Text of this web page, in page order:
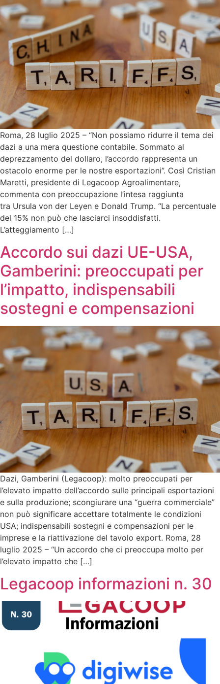
Roma, 28 luglio 2025 – “Non possiamo ridurre il tema dei
dazi a una mera questione contabile. Sommato al
deprezzamento del dollaro, l’accordo rappresenta un
ostacolo enorme per le nostre esportazioni”. Così Cristian
Maretti, presidente di Legacoop Agroalimentare,
commenta con preoccupazione l’intesa raggiunta
tra Ursula von der Leyen e Donald Trump. “La percentuale
del 15% non può che lasciarci insoddisfatti.
L’atteggiamento […]
Accordo sui dazi UE-USA,
Gamberini: preoccupati per
l’impatto, indispensabili
sostegni e compensazioni
Dazi, Gamberini (Legacoop): molto preoccupati per
l’elevato impatto dell’accordo sulle principali esportazioni
e sulla produzione; scongiurare una “guerra commerciale”
non può significare accettare totalmente le condizioni
USA; indispensabili sostegni e compensazioni per le
imprese e la riattivazione del tavolo export. Roma, 28
luglio 2025 – “Un accordo che ci preoccupa molto per
l’elevato impatto che […]
Legacoop informazioni n. 30